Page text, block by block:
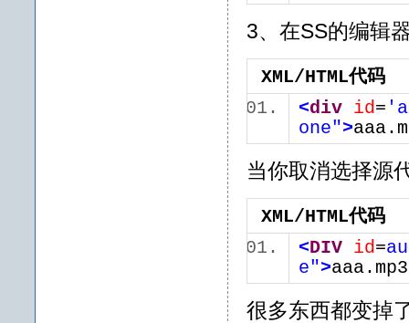
3、在SS的编辑
XML/HTML代码
<div id=
one">
当你取消选择源
XML/HTML代码
<DIV id=
e">aaa.mp3
很多东西都变掉